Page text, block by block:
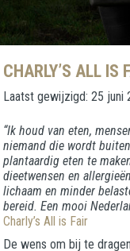
CHARLY’S ALL IS
Laatst gewijzigd: 25 juni
“Ik houd van eten,
niemand die wordt
plantaardig eten te
dieetwensen en
lichaam en minder
bereid. Een mooi
Charly’s All is Fair
De wens om bij te